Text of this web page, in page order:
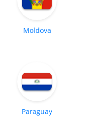
Moldova
Paraguay